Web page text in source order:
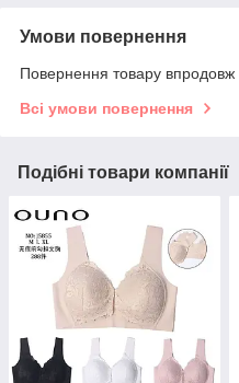
Умови повернення
Повернення товару впродовж
Всі умови повернення
Подібні товари компанії